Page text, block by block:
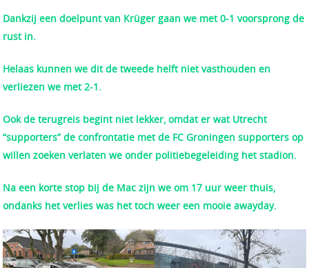
Dankzij een doelpunt van Krüger gaan we met 0-1 voorsprong de
rust in.
Helaas kunnen we dit de tweede helft niet vasthouden en
verliezen we met 2-1.
Ook de terugreis begint niet lekker, omdat er wat Utrecht
“supporters” de confrontatie met de FC Groningen supporters op
willen zoeken verlaten we onder politiebegeleiding het stadion.
Na een korte stop bij de Mac zijn we om 17 uur weer thuis,
ondanks het verlies was het toch weer een mooie awayday.